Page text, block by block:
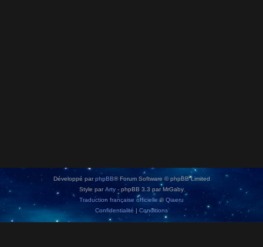
Développé par phpBB® Forum Software © phpBB Limited
Style parArty - phpBB 3.3 par MrGaby
Traduction française officielle ©Qiaeru
Confidentialité | Conditions